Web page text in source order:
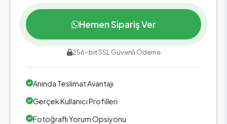
Hemen Sipariş Ver
256-bit SSL Güvenli Ödeme
Anında Teslimat Avantajı
Gerçek Kullanıcı Profilleri
Fotoğraflı Yorum Opsiyonu